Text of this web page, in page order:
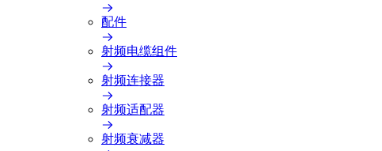
配件
射频电缆组件
射频连接器
射频适配器
射频衰减器